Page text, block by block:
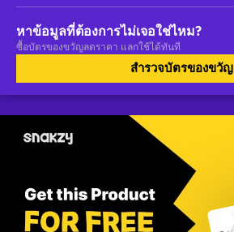
หาข้อมูลที่ต้องการไม่เจอใช่ไหม?
ซื้อบัตรของขวัญลดราคา แลกใช้ได้ทันที
สำรวจบัตรของขวัญ